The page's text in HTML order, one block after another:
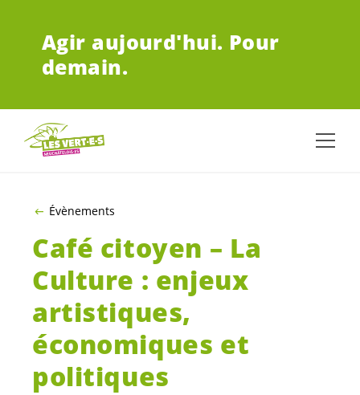
Agir aujourd'hui. Pour
demain.
Évènements
Café citoyen – La
Culture : enjeux
artistiques,
économiques et
politiques